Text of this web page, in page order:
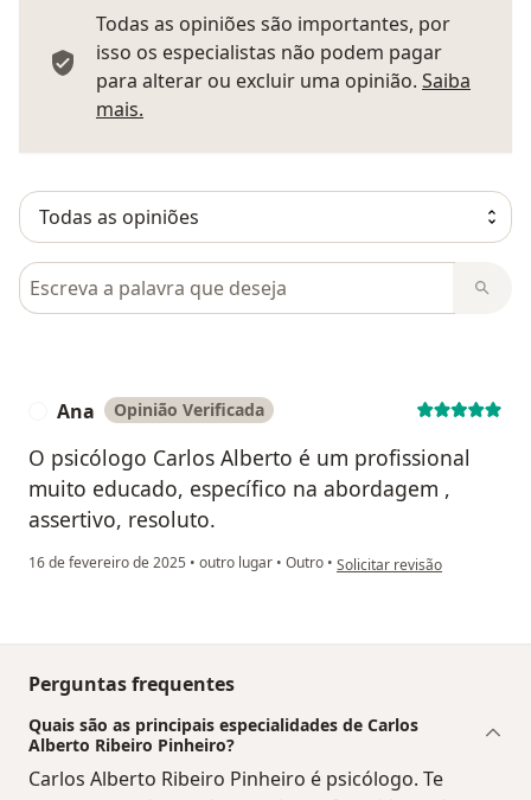
Todas as opiniões são importantes, por
isso os especialistas não podem pagar
para alterar ou excluir uma opinião. Saiba
mais.
Pesquisar em opiniões
Ana Opinião Verificada
O psicólogo Carlos Alberto é um profissional
muito educado, específico na abordagem ,
assertivo, resoluto.
16 de fevereiro de 2025 • outro lugar • Outro • na opinião do utilizador Ana
Solicitar revisão
Perguntas frequentes
Quais são as principais especialidades de Carlos
Alberto Ribeiro Pinheiro?
Carlos Alberto Ribeiro Pinheiro é psicólogo. Te